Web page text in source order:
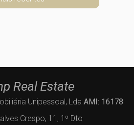
Real Estate
Unipessoal, Lda AMI: 16178
Crespo, 11, 1º Dto